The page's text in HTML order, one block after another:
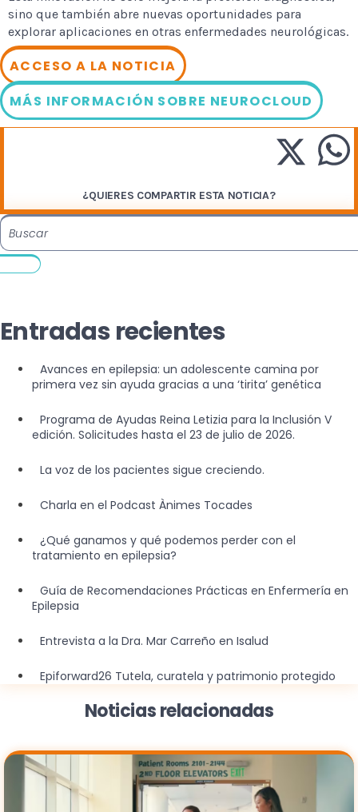
sino que también abre nuevas oportunidades para
explorar aplicaciones en otras enfermedades neurológicas.
ACCESO A LA NOTICIA
MÁS INFORMACIÓN SOBRE NEUROCLOUD
¿QUIERES COMPARTIR ESTA NOTICIA?
Entradas recientes
Avances en epilepsia: un adolescente camina por
primera vez sin ayuda gracias a una ‘tirita’ genética
Programa de Ayudas Reina Letizia para la Inclusión V
edición. Solicitudes hasta el 23 de julio de 2026.
La voz de los pacientes sigue creciendo.
Charla en el Podcast Ànimes Tocades
¿Qué ganamos y qué podemos perder con el
tratamiento en epilepsia?
Guía de Recomendaciones Prácticas en Enfermería en
Epilepsia
Entrevista a la Dra. Mar Carreño en Isalud
Epiforward26 Tutela, curatela y patrimonio protegido
Noticias relacionadas